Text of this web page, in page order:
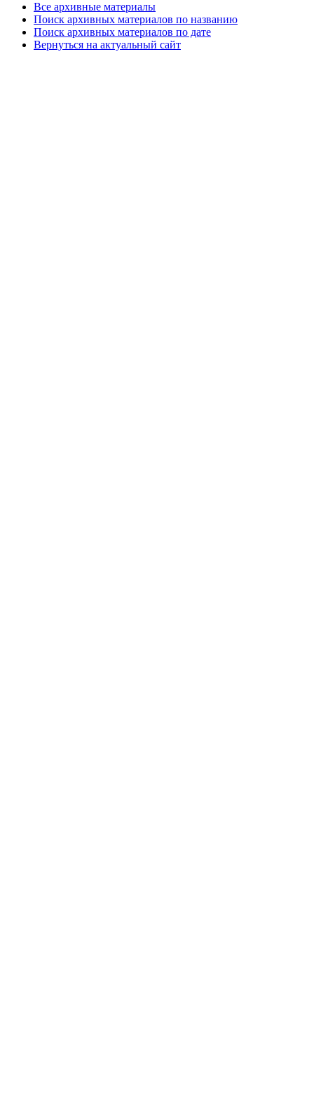
Все архивные материалы
Поиск архивных материалов по названию
Поиск архивных материалов по дате
Вернуться на актуальный сайт